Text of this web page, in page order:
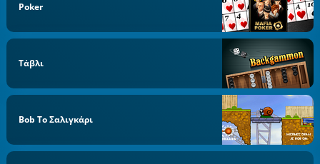
Poker
Τάβλι
Bob Το Σαλιγκάρι